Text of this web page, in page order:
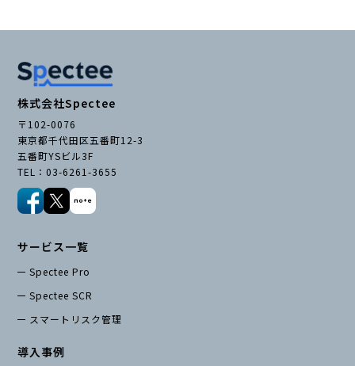
株式会社Spectee
〒102-0076
東京都千代田区五番町12-3
五番町YSビル3F
TEL：03-6261-3655
サービス一覧
Spectee Pro
Spectee SCR
スマートリスク管理
導入事例